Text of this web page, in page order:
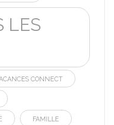
LES
CONNECT
FAMILLE